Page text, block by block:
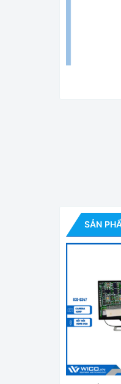
Đi kèm với
Máy ảnh
Thông qua
Độ phân
Tính
Định dạng
SẢN